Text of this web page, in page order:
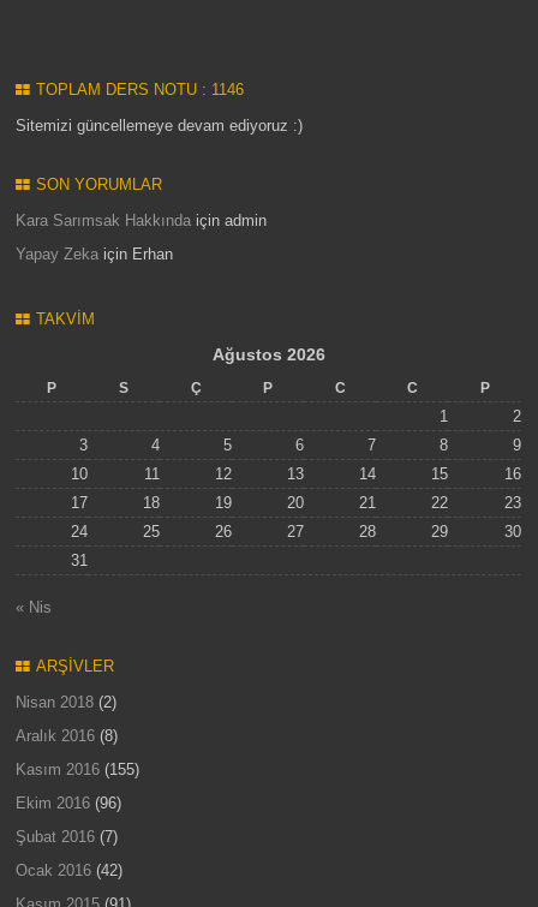
TOPLAM DERS NOTU : 1146
Sitemizi güncellemeye devam ediyoruz :)
SON YORUMLAR
Kara Sarımsak Hakkında içinadmin
Yapay Zeka için Erhan
TAKVIM
Ağustos 2026
P S Ç P C C P
1
2
3
4 5 6 7 8
9
10
11 12 13 14 15
16
17
18 19 20 21 22
23
24
25 26 27 28 29
30
31
« Nis
ARŞIVLER
Nisan 2018 (2)
Aralık 2016 (8)
Kasım 2016 (155)
Ekim 2016 (96)
Şubat 2016 (7)
Ocak 2016 (42)